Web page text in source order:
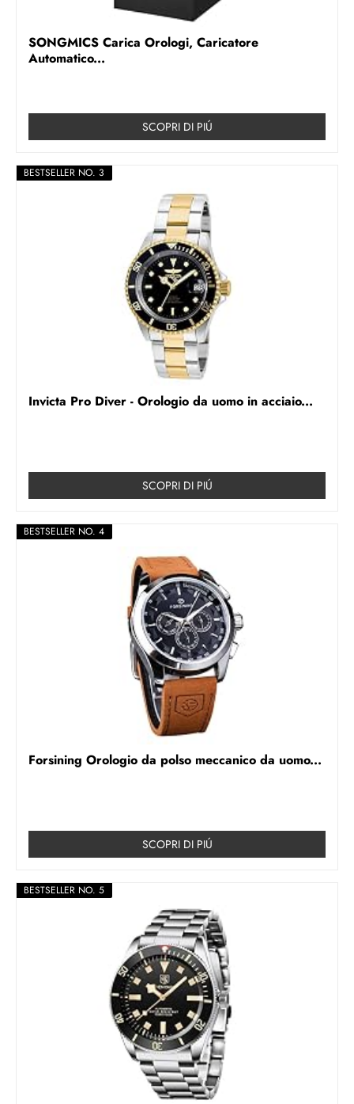
SONGMICS Carica Orologi, Caricatore
Automatico...
SCOPRI DI PIÚ
BESTSELLER NO. 3
Invicta Pro Diver - Orologio da uomo in acciaio...
SCOPRI DI PIÚ
BESTSELLER NO. 4
Forsining Orologio da polso meccanico da uomo...
SCOPRI DI PIÚ
BESTSELLER NO. 5